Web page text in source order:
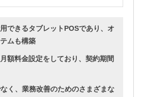
できるタブレットPOSであり、オ
ムも構築
額料金設定をしており、契約期間
く、業務改善のためのさまざまな